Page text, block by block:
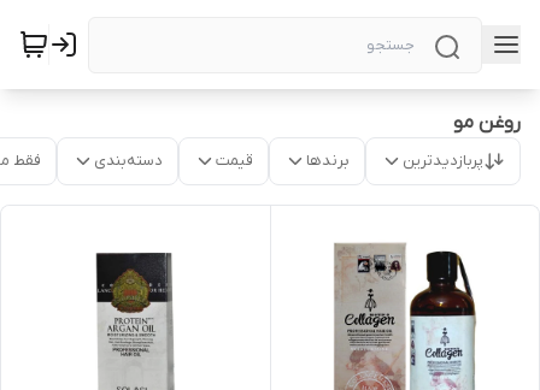
روغن مو
پربازدیدترین برندها قیمت دسته‌بندی فقط